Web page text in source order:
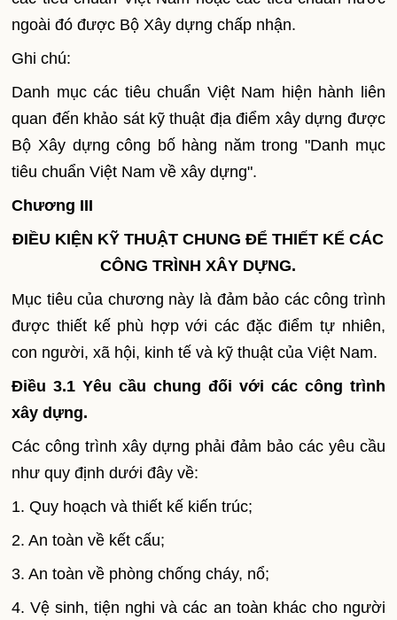
ngoài đó được Bộ Xây dựng chấp nhận.
Ghi chú:
Danh mục các tiêu chuẩn Việt Nam hiện hành liên
quan đến khảo sát kỹ thuật địa điểm xây dựng được
Bộ Xây dựng công bố hàng năm trong "Danh mục
tiêu chuẩn Việt Nam về xây dựng".
Chương III
ĐIỀU KIỆN KỸ THUẬT CHUNG ĐỂ THIẾT KẾ CÁC
CÔNG TRÌNH XÂY DỰNG.
Mục tiêu của chương này là đảm bảo các công trình
được thiết kế phù hợp với các đặc điểm tự nhiên,
con người, xã hội, kinh tế và kỹ thuật của Việt Nam.
Điều 3.1 Yêu cầu chung đối với các công trình
xây dựng.
Các công trình xây dựng phải đảm bảo các yêu cầu
như quy định dưới đây về:
1. Quy hoạch và thiết kế kiến trúc;
2. An toàn về kết cấu;
3. An toàn về phòng chống cháy, nổ;
4. Vệ sinh, tiện nghi và các an toàn khác cho người